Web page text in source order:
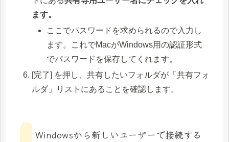
ます。
ここでパスワードを求められるので入力し
ます。これでMacがWindows用の認証形式
でパスワードを保存してくれます。
[完了] を押し、共有したいフォルダが「共有フォ
ルダ」リストにあることを確認します。
Windowsから新しいユーザーで接続する